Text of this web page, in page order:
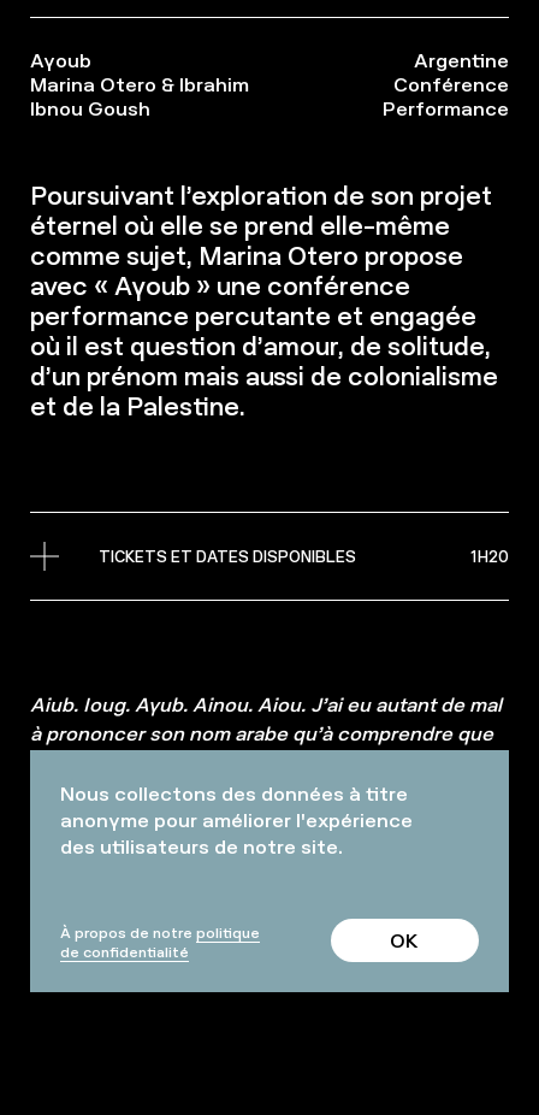
Ayoub
Marina Otero & Ibrahim
Ibnou Goush
Argentine
Conférence
Performance
Poursuivant l’exploration de son projet
éternel où elle se prend elle-même
comme sujet, Marina Otero propose
avec « Ayoub » une conférence
performance percutante et engagée
où il est question d’amour, de solitude,
d’un prénom mais aussi de colonialisme
et de la Palestine.
TICKETS ET DATES DISPONIBLES 1H20
Aiub. Ioug. Ayub. Ainou. Aiou. J’ai eu autant de mal
à prononcer son nom arabe qu’à comprendre que
impossible. Ce nom est venu détruire, d’une
certaine manière, mon Occident.
Nous collectons des données à titre
anonyme pour améliorer l'expérience
des utilisateurs de notre site.
À propos de notre politique
de confidentialité
OK